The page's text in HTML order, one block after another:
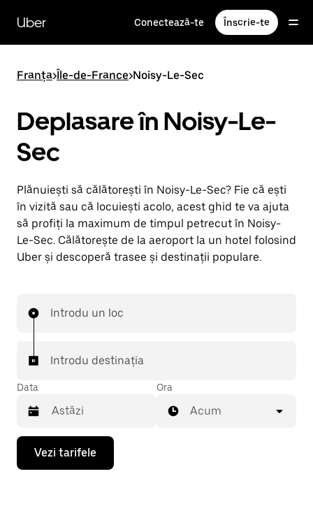
direct
conținutul
principal
Uber Conectează-te Înscrie-te
Franța>Île-de-France>Noisy-Le-Sec
Deplasare în Noisy-Le-
Sec
Plănuiești să călătorești în Noisy-Le-Sec? Fie că ești
în vizită sau că locuiești acolo, acest ghid te va ajuta
să profiți la maximum de timpul petrecut în Noisy-
Le-Sec. Călătorește de la aeroport la un hotel folosind
Uber și descoperă trasee și destinații populare.
Introdu un loc
Introdu destinația
Data
Pentru
deschide
Ora
Acum
Vezi tarifele